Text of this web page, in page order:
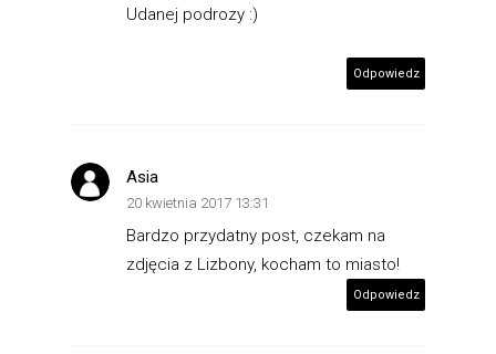
Udanej podrozy :)
Odpowiedz
Asia
20 kwietnia 2017 13:31
Bardzo przydatny post, czekam na
zdjęcia z Lizbony, kocham to miasto!
Odpowiedz